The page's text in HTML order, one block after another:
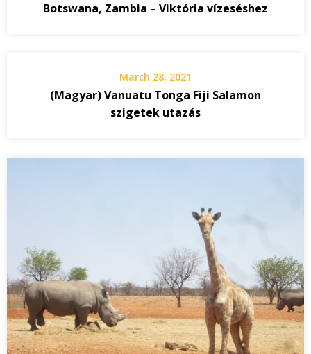
Botswana, Zambia – Viktória vízeséshez
March 28, 2021
(Magyar) Vanuatu Tonga Fiji Salamon
szigetek utazás